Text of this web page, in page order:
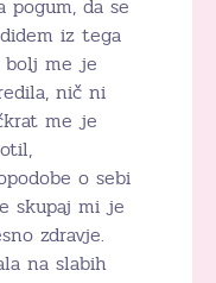
pogum, da se
iz tega
bolj me je
nič ni
me je
o sebi
skupaj mi je
zdravje.
na slabih